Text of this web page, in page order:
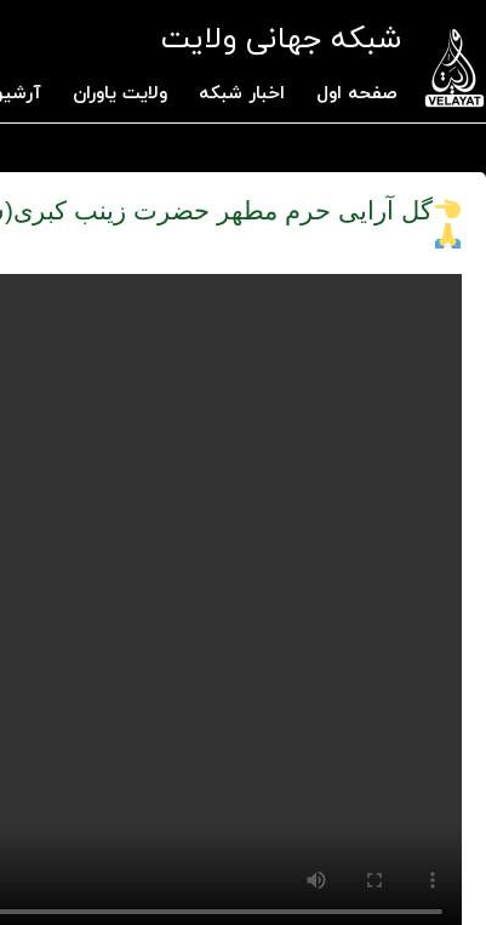
شبکه جهانی ولایت
صفحه اول اخبار شبکه ولایت یاوران
گل آرایی حرم مطهر حضرت زینب